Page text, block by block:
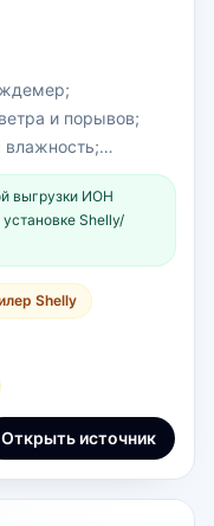
и порывов;
влажность;
выгрузки ИОН
Shelly/
Shelly
Открыть источник